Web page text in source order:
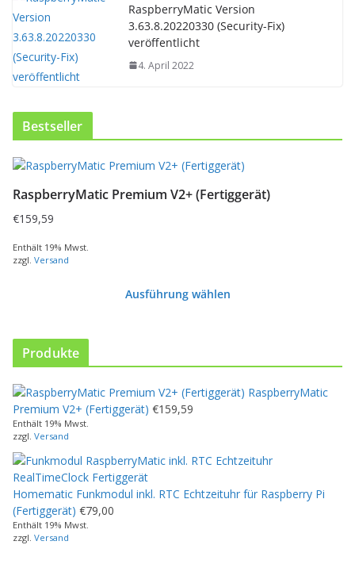
RaspberryMatic Version
3.63.8.20220330 (Security-Fix)
veröffentlicht
4. April 2022
Bestseller
RaspberryMatic Premium V2+ (Fertiggerät)
€159,59
Enthält 19% Mwst.
zzgl. Versand
Ausführung wählen
s
e
s
P
r
o
d
u
k
t
w
Produkte
RaspberryMatic
Premium V2+ (Fertiggerät) €159,59
Enthält 19% Mwst.
zzgl. Versand
Homematic Funkmodul inkl. RTC Echtzeituhr für Raspberry Pi
(Fertiggerät) €79,00
Enthält 19% Mwst.
zzgl. Versand